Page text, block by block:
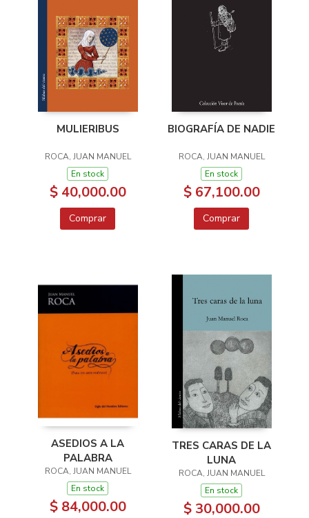
MULIERIBUS
ROCA, JUAN MANUEL
En stock
$ 40,000.00
Comprar
BIOGRAFÍA DE NADIE
ROCA, JUAN MANUEL
En stock
$ 67,100.00
Comprar
ASEDIOS A LA
PALABRA
ROCA, JUAN MANUEL
En stock
$ 84,000.00
TRES CARAS DE LA
LUNA
ROCA, JUAN MANUEL
En stock
$ 30,000.00